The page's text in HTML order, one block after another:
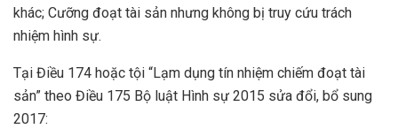
khác; Cưỡng đoạt tài sản nhưng không bị truy cứu trách
nhiệm hình sự.
Tại Điều 174 hoặc tội “Lạm dụng tín nhiệm chiếm đoạt tài
sản” theo Điều 175 Bộ luật Hình sự 2015 sửa đổi, bổ sung
2017: